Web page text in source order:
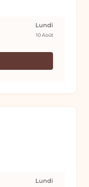
Lundi
10 Août
Lundi